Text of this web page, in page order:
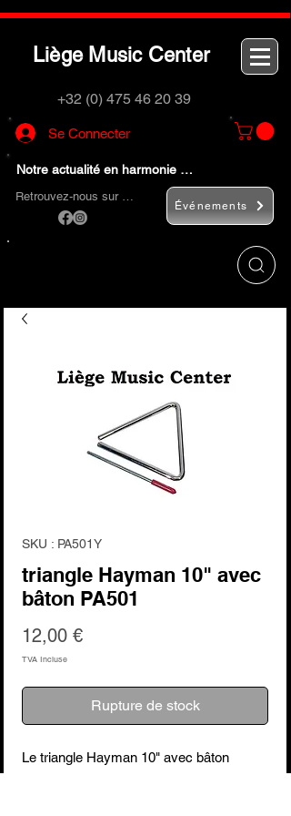
Liège M usic Center
+32 (0) 475 46 20 39
Se Connecter
Notre actualité en harmonie …
Retrouvez-nous sur …
Événements
SKU : PA501Y
triangle Hayman 10" avec
bâton PA501
12,00 €Prix
TVA Incluse
Rupture de stock
Le triangle Hayman 10" avec bâton